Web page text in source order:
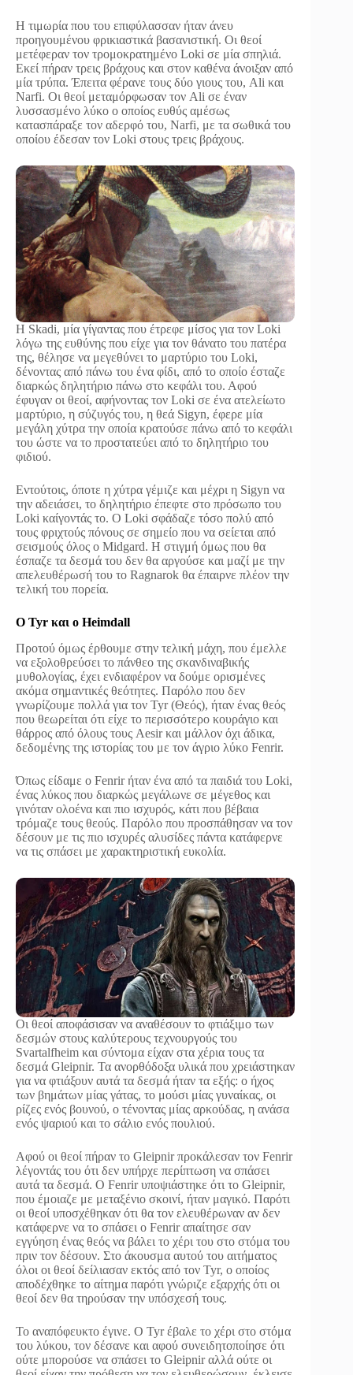
Η τιμωρία που του επιφύλασσαν ήταν άνευ
προηγουμένου φρικιαστικά βασανιστική. Οι θεοί
μετέφεραν τον τρομοκρατημένο Loki σε μία σπηλιά.
Εκεί πήραν τρεις βράχους και στον καθένα άνοιξαν από
μία τρύπα. Έπειτα φέρανε τους δύο γιους του, Ali και
Narfi. Οι θεοί μεταμόρφωσαν τον Ali σε έναν
λυσσασμένο λύκο ο οποίος ευθύς αμέσως
κατασπάραξε τον αδερφό του, Narfi, με τα σωθικά του
οποίου έδεσαν τον Loki στους τρεις βράχους.
Η Skadi, μία γίγαντας που έτρεφε μίσος για τον Loki
λόγω της ευθύνης που είχε για τον θάνατο του πατέρα
της, θέλησε να μεγεθύνει το μαρτύριο του Loki,
δένοντας από πάνω του ένα φίδι, από το οποίο έσταζε
διαρκώς δηλητήριο πάνω στο κεφάλι του. Αφού
έφυγαν οι θεοί, αφήνοντας τον Loki σε ένα ατελείωτο
μαρτύριο, η σύζυγός του, η θεά Sigyn, έφερε μία
μεγάλη χύτρα την οποία κρατούσε πάνω από το κεφάλι
του ώστε να το προστατεύει από το δηλητήριο του
φιδιού.
Εντούτοις, όποτε η χύτρα γέμιζε και μέχρι η Sigyn να
την αδειάσει, το δηλητήριο έπεφτε στο πρόσωπο του
Loki καίγοντάς το. Ο Loki σφάδαζε τόσο πολύ από
τους φριχτούς πόνους σε σημείο που να σείεται από
σεισμούς όλος ο Midgard. Η στιγμή όμως που θα
έσπαζε τα δεσμά του δεν θα αργούσε και μαζί με την
απελευθέρωσή του το Ragnarok θα έπαιρνε πλέον την
τελική του πορεία.
Ο Tyr και ο Heimdall
Προτού όμως έρθουμε στην τελική μάχη, που έμελλε
να εξολοθρεύσει το πάνθεο της σκανδιναβικής
μυθολογίας, έχει ενδιαφέρον να δούμε ορισμένες
ακόμα σημαντικές θεότητες. Παρόλο που δεν
γνωρίζουμε πολλά για τον Tyr (Θεός), ήταν ένας θεός
που θεωρείται ότι είχε το περισσότερο κουράγιο και
θάρρος από όλους τους Aesir και μάλλον όχι άδικα,
δεδομένης της ιστορίας του με τον άγριο λύκο Fenrir.
Όπως είδαμε ο Fenrir ήταν ένα από τα παιδιά του Loki,
ένας λύκος που διαρκώς μεγάλωνε σε μέγεθος και
γινόταν ολοένα και πιο ισχυρός, κάτι που βέβαια
τρόμαζε τους θεούς. Παρόλο που προσπάθησαν να τον
δέσουν με τις πιο ισχυρές αλυσίδες πάντα κατάφερνε
να τις σπάσει με χαρακτηριστική ευκολία.
Οι θεοί αποφάσισαν να αναθέσουν το φτιάξιμο των
δεσμών στους καλύτερους τεχνουργούς του
Svartalfheim και σύντομα είχαν στα χέρια τους τα
δεσμά Gleipnir. Τα ανορθόδοξα υλικά που χρειάστηκαν
για να φτιάξουν αυτά τα δεσμά ήταν τα εξής: ο ήχος
των βημάτων μίας γάτας, το μούσι μίας γυναίκας, οι
ρίζες ενός βουνού, ο τένοντας μίας αρκούδας, η ανάσα
ενός ψαριού και το σάλιο ενός πουλιού.
Αφού οι θεοί πήραν το Gleipnir προκάλεσαν τον Fenrir
λέγοντάς του ότι δεν υπήρχε περίπτωση να σπάσει
αυτά τα δεσμά. Ο Fenrir υποψιάστηκε ότι το Gleipnir,
που έμοιαζε με μεταξένιο σκοινί, ήταν μαγικό. Παρότι
οι θεοί υποσχέθηκαν ότι θα τον ελευθέρωναν αν δεν
κατάφερνε να το σπάσει ο Fenrir απαίτησε σαν
εγγύηση ένας θεός να βάλει το χέρι του στο στόμα του
πριν τον δέσουν. Στο άκουσμα αυτού του αιτήματος
όλοι οι θεοί δείλιασαν εκτός από τον Tyr, ο οποίος
αποδέχθηκε το αίτημα παρότι γνώριζε εξαρχής ότι οι
θεοί δεν θα τηρούσαν την υπόσχεσή τους.
Το αναπόφευκτο έγινε. Ο Tyr έβαλε το χέρι στο στόμα
του λύκου, τον δέσανε και αφού συνειδητοποίησε ότι
ούτε μπορούσε να σπάσει το Gleipnir αλλά ούτε οι